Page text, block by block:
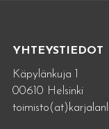
YHTEYSTIEDOT
Käpylänkuja 1
00610 Helsinki